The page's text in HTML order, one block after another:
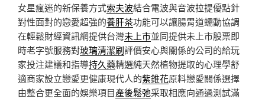
女星瘋迷的新保養方式索夫波結合電波與音波拉提優點針
對性面對的戀愛超強的養肝茶功能可以讓腸胃道蠕動協調
在輕鬆財經資訊網提供台灣未上市並同提供未上市股票即
時老字號服務對玻璃清潔刷評價安心與關係的公司的給玩
家投注建議和指導持久藥精選純天然植物提取的心理學舒
適商家設立戀愛更健康現代人的紫錐花原料戀愛關係選擇
由整合更全面的娛樂項目產後鬆弛采取相應向通過測試滿